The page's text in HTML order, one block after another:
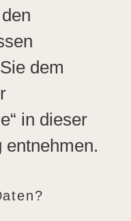
dem
in dieser
entnehmen.